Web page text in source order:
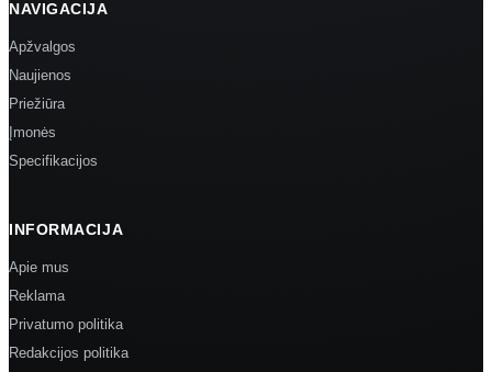
NAVIGACIJA
Apžvalgos
Naujienos
Priežiūra
Įmonės
Specifikacijos
INFORMACIJA
Apie mus
Reklama
Privatumo politika
Redakcijos politika